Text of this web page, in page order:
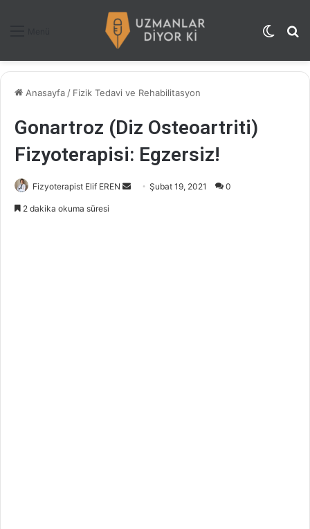
Dış
Anasayfa / Fizik Tedavi ve Rehabilitasyon
Gonartroz (Diz Osteoartriti)
Fizyoterapisi: Egzersiz!
Fizyoterapist Elif EREN Şubat 19, 2021 0
2 dakika okuma süresi